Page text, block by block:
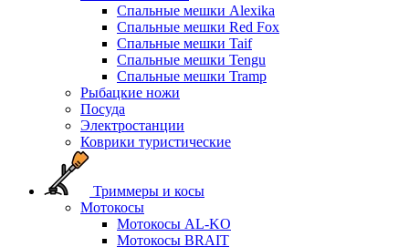
Спальные мешки Alexika
Спальные мешки Red Fox
Спальные мешки Taif
Спальные мешки Tengu
Спальные мешки Tramp
Рыбацкие ножи
Посуда
Электростанции
Коврики туристические
Триммеры и косы
Мотокосы
Мотокосы AL-KO
Мотокосы BRAIT